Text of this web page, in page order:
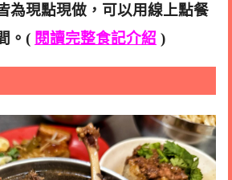
為現點現做，可以用線上點餐
。( 閱讀完整食記介紹 )